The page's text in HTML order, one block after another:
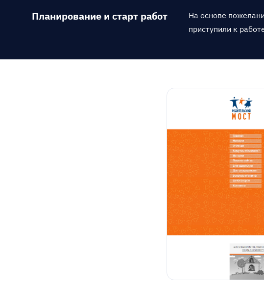
Планирование и старт работ
На основе
приступили к